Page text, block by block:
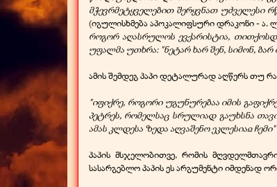
მჭევრმეტყველებით შერყვნათ უძველესი
(იგულისხმება აპოკალიფსური დრაკონი -ა.
როგორ აღასრულოს ევქარისტია,
უფალმა უთხრა: "ნეტარ ხარ შენ, სიმონ, ბარ
ამის შემდეგ პაპი დეტალურად აღწერს თუ
"იფიქრე, როგორი უგუნურებაა იმის
პეტრეს, რომელსაც სრულიად გაუხსნა
ამას კლდესა ზედა აღვაშენო ეკლესიაჲ ჩემი"
პაპის მსჯელობითვე, რომის
სასარგებლო პაპის ეს არგუმენტი